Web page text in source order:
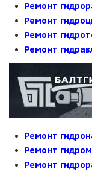
Ремонт
Ремонт
Ремонт
Ремонт
Ремонт
Ремонт
Ремонт